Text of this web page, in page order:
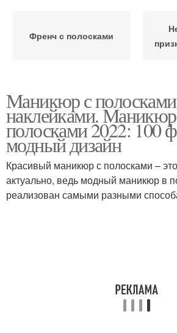
Френч с полосками
серебряными
полосками
Маникюр с полосками
наклейками.
полосками 2022: 100
модный дизайн
Красивый маникюр с полосками –
актуально, ведь модный маникюр в
реализован самыми разными